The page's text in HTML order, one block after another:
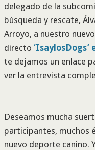
delegado de la
búsqueda y rescate,
Arroyo, a nuestro
directo ‘IsaylosDogs’
te dejamos un enlace
ver la entrevista
Deseamos mucha
participantes, muchos
nuevo deporte canino.